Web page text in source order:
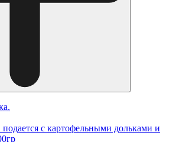
с картофельными дольками и